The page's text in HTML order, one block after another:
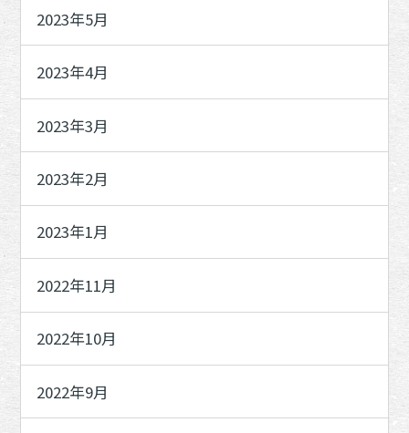
2023年5月
2023年4月
2023年3月
2023年2月
2023年1月
2022年11月
2022年10月
2022年9月